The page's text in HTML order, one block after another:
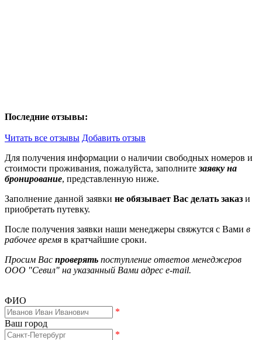
Последние отзывы:
Читать все отзывы Добавить отзыв
Для получения информации о наличии свободных номеров и
стоимости проживания, пожалуйста, заполните заявку на
бронирование, представленную ниже.
Заполнение данной заявки не обязывает Вас делать заказ и
приобретать путевку.
После получения заявки наши менеджеры свяжутся с Вами в
рабочее время в кратчайшие сроки.
Просим Вас проверять поступление ответов менеджеров
ООО "Севил" на указанный Вами адрес e-mail.
ФИО
*
Ваш город
*